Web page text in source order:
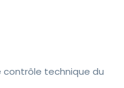
technique du